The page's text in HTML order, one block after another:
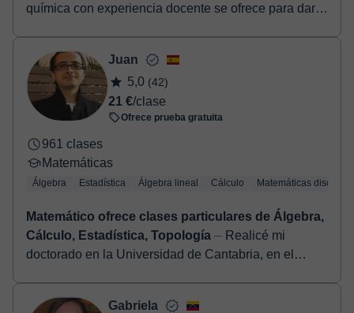
química con experiencia docente se ofrece para dar
Juan
5,0 (42)
21 €/clase
Ofrece prueba gratuita
961 clases
Matemáticas
Álgebra Estadística Álgebra lineal Cálculo Matemáticas discretas
Matemático ofrece clases particulares de Álgebra,
Cálculo, Estadística, Topología ⏤ Realicé mi
doctorado en la Universidad de Cantabria, en el
Gabriela